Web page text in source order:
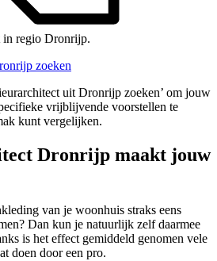
in regio Dronrijp.
zoeken
uit Dronrijp zoeken’ om jouw
vrijblijvende voorstellen te
kunt vergelijken.
Dronrijp maakt jouw
van je woonhuis straks eens
Dan kun je natuurlijk zelf daarmee
is het effect gemiddeld genomen vele
doen door een pro.